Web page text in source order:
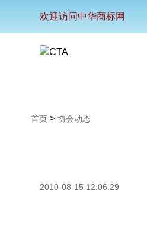
欢迎访问中华商标网
首页 > 协会动态
2010-08-15 12:06:29